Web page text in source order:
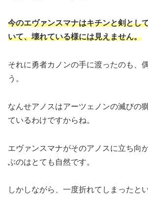
今のエヴァンスマナはキチンと剣とし
いて、壊れている様には見えません。
それに勇者カノンの手に渡ったのも、
う。
なんせアノスはアーツェノンの滅びの
ているわけですからね。
エヴァンスマナがそのアノスに立ち向
ぶのはとても自然です。
しかしながら、一度折れてしまったとい